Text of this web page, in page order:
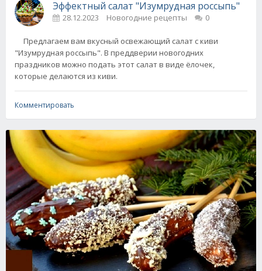
Эффектный салат "Изумрудная россыпь"
28.12.2023 Новогодние рецепты 0
Предлагаем вам вкусный освежающий салат с киви
"Изумрудная россыпь". В преддверии новогодних
праздников можно подать этот салат в виде ёлочек,
которые делаются из киви.
Комментировать